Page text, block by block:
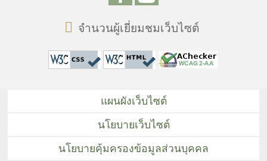
จำนวนผู้เยี่ยมชมเว็บไซต์
แผนผังเว็บไซต์
นโยบายเว็บไซต์
นโยบายคุ้มครองข้อมูลส่วนบุคคล